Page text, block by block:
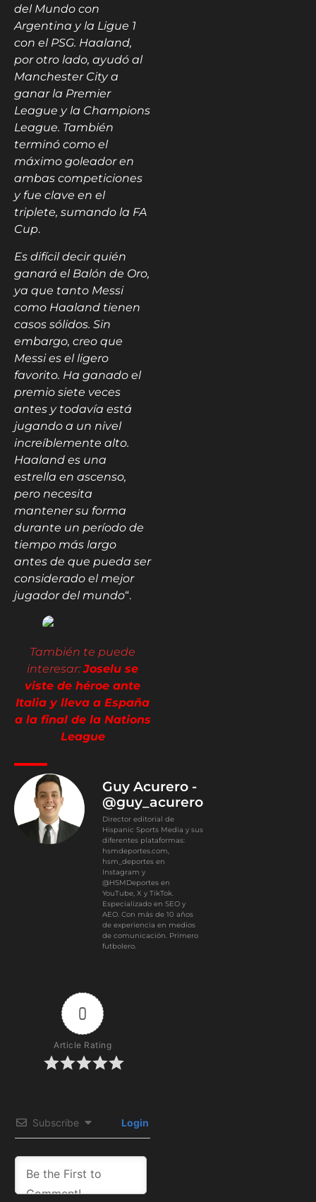
del Mundo con
Argentina y la Ligue 1
con el PSG. Haaland,
por otro lado, ayudó al
Manchester City a
ganar la Premier
League y la Champions
League. También
terminó como el
máximo goleador en
ambas competiciones
y fue clave en el
triplete, sumando la FA
Cup.
Es difícil decir quién
ganará el Balón de Oro,
ya que tanto Messi
como Haaland tienen
casos sólidos. Sin
embargo, creo que
Messi es el ligero
favorito. Ha ganado el
premio siete veces
antes y todavía está
jugando a un nivel
increíblemente alto.
Haaland es una
estrella en ascenso,
pero necesita
mantener su forma
durante un período de
tiempo más largo
antes de que pueda ser
considerado el mejor
jugador del mundo“.
También te puede
interesar:Joselu se
viste de héroe ante
Italia y lleva a España
a la final de la Nations
League
Guy Acurero -
@guy_acurero
Director editorial de
Hispanic Sports Media y sus
diferentes plataformas:
hsmdeportes.com,
hsm_deportes en
Instagram y
@HSMDeportes en
YouTube, X y TikTok.
Especializado en SEO y
AEO. Con más de 10 años
de experiencia en medios
de comunicación. Primero
futbolero.
0
Article Rating
Subscribe Login